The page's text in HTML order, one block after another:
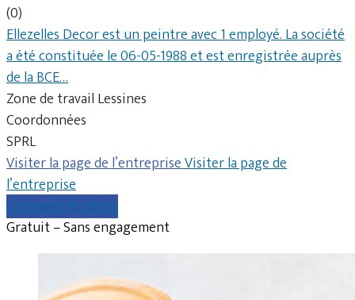
(0)
Ellezelles Decor est un peintre avec 1 employé. La société
a été constituée le 06-05-1988 et est enregistrée auprès
de la BCE…
Zone de travail Lessines
Coordonnées
SPRL
Visiter la page de l’entrepriseVisiter la page de
l’entreprise
Comparer les devis
Gratuit – Sans engagement